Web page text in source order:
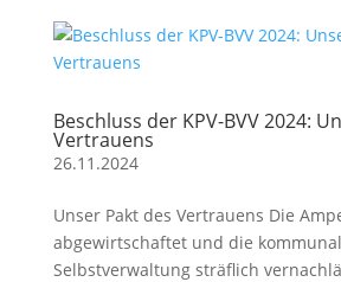
Beschluss der KPV-BVV 2024:
Vertrauens
26.11.2024
Unser Pakt des Vertrauens Die
abgewirtschaftet und die
Selbstverwaltung sträflich